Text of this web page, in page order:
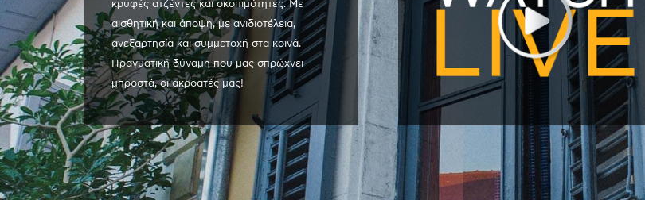
κρυφές ατζέντες και σκοπιμότητες. Με
αισθητική και άποψη, με ανιδιοτέλεια,
ανεξαρτησία και συμμετοχή στα κοινά.
Πραγματική δύναμη που μας σπρώχνει
μπροστά, οι ακροατές μας!